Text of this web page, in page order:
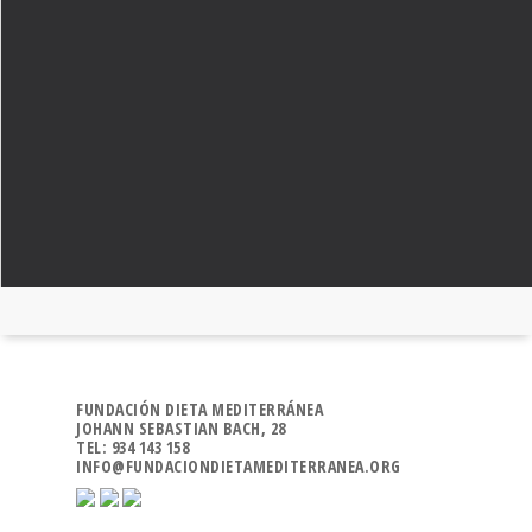
FUNDACIÓN DIETA MEDITERRÁNEA
JOHANN SEBASTIAN BACH, 28
TEL: 934 143 158
INFO@FUNDACIONDIETAMEDITERRANEA.ORG